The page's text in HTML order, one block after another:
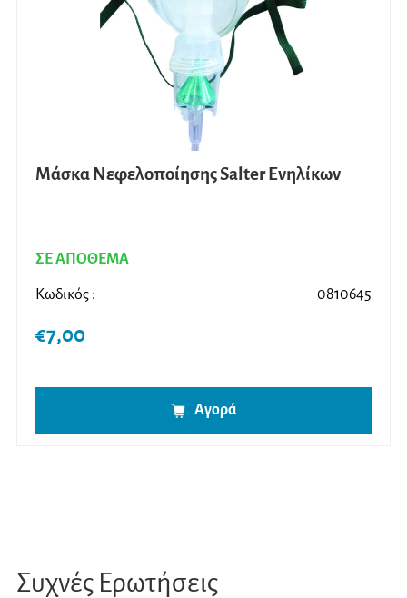
Μάσκα Νεφελοποίησης Salter Ενηλίκων
ΣΕ ΑΠΟΘΕΜΑ
Κωδικός : 0810645
€7,00
Αγορά
Συχνές Ερωτήσεις